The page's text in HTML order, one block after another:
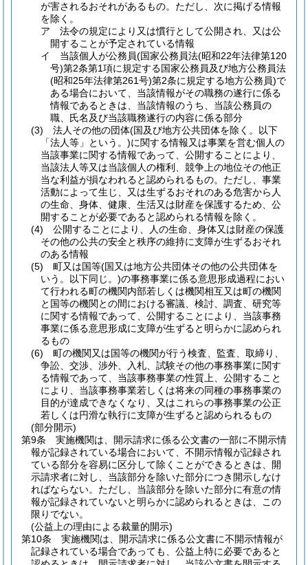
が害されるおそれがあるもの。 ただし、次に掲げる情報
を除く。
ア
法令の規定により又は慣行として公開され、又は公
開することが予定されている情報
イ
当該個人が公務員(国家公務員法(昭和22年法律第120
号)第2条第1項に規定する国家公務員及び地方公務員法
(昭和25年法律第261号)第2条に規定する地方公務員)で
ある場合において、当該情報がその職務の遂行に係る
情報であるときは、当該情報のうち、当該公務員の
職、氏名及び当該職務遂行の内容に係る部分
(3)
法人その他の団体(国及び地方公共団体を除く。以下
「法人等」という。)に関する情報又は事業を営む個人の
当該事業に関する情報であって、公開することにより、
当該法人等又は当該個人の権利、競争上の地位その他正
当な利益が損なわれると認められるもの。 ただし、事業
活動によって生じ、又は生ずるおそれのある危害から人
の生命、身体、健康、生活又は財産を保護するため、公
開することが必要であると認められる情報を除く。
(4)
公開することにより、人の生命、身体又は財産の保護
その他の公共の安全と秩序の維持に支障が生ずるおそれ
のある情報
(5)
町又は国等(国又は地方公共団体その他の公共団体を
いう。以下同じ。)の事務事業に係る意思形成過程におい
て行われる町の機関内部若しくは機関相互又は町の機関
と国等の機関との間における審議、検討、調査、研究等
に関する情報であって、公開することにより、当該事務
事業に係る意思形成に支障が生ずると明らかに認められ
るもの
(6)
町の機関又は国等の機関が行う検査、監査、取締り、
争訟、交渉、渉外、入札、試験その他の事務事業に関す
る情報であって、当該事務事業の性質上、公開すること
により、当該事務事業若しくは将来の同種の事務事業の
目的が達成できなくなり、又はこれらの事務事業の公正
若しくは円滑な執行に支障が生ずると認められるもの
(部分開示)
第9条
実施機関は、開示請求に係る公文書の一部に不開示情
報が記録されている場合において、不開示情報が記録され
ている部分を容易に区分して除くことができるときは、開
示請求者に対し、当該部分を除いた部分につき開示しなけ
ればならない。 ただし、当該部分を除いた部分に有意の情
報が記録されていないと明らかに認められるときは、この
限りでない。
(公益上の理由による裁量的開示)
第10条
実施機関は、開示請求に係る公文書に不開示情報が
記録されている場合であっても、公益上特に必要であると